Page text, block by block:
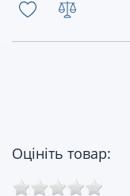
Оцініть товар: